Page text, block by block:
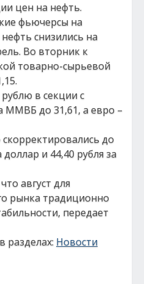
цен на нефть.
фьючерсы на
снизились на
Во вторник к
товарно-сырьевой
в секции с
ММВБ до 31,61, а евро –
до
и 44,40 рубля за
август для
рынка традиционно
передает
разделах: Новости